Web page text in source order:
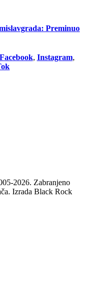
Preminuo
Facebook, Instagram,
2026. Zabranjeno
Izrada Black Rock